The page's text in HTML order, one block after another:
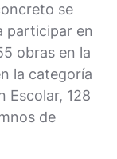
se
participar en
obras en la
la categoría
Escolar, 128
de